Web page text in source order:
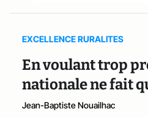
EXCELLENCE RURALITES
En voulant trop
nationale ne fait
Jean-Baptiste Nouailhac